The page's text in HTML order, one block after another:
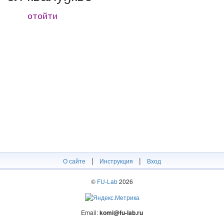
отойти
О сайте | Инструкция | Вход
© FU-Lab2026
Email:komi@fu-lab.ru